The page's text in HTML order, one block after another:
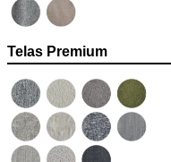
Telas Premium